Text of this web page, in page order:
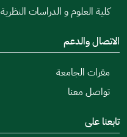
كلية العلوم و الدراسات النظرية
الاتصال والدعم
مقرات الجامعة
تواصل معنا
تابعنا على